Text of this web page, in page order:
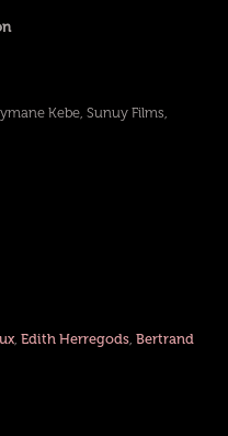
Kebe, Sunuy Films,
, Edith Herregods, Bertrand